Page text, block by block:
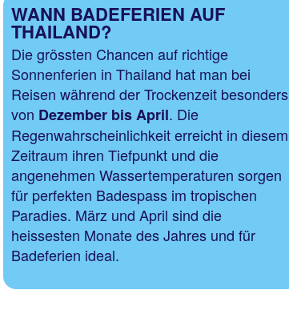
WANN BADEFERIEN AUF
THAILAND?
Die grössten Chancen auf richtige
Sonnenferien in Thailand hat man bei
Reisen während der Trockenzeit besonders
von Dezember bis April. Die
Regenwahrscheinlichkeit erreicht in diesem
Zeitraum ihren Tiefpunkt und die
angenehmen Wassertemperaturen sorgen
für perfekten Badespass im tropischen
Paradies. März und April sind die
heissesten Monate des Jahres und für
Badeferien ideal.